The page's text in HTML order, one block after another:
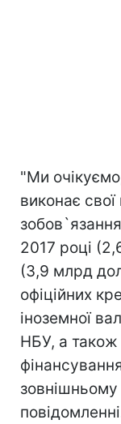
"Ми
виконає
2017 році
(3,9 млрд
офіційних
іноземної
НБУ, а також